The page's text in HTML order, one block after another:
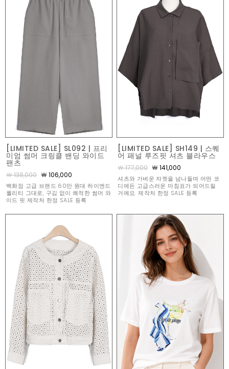
[LIMITED SALE] SL092 | 프리
미엄 썸머 크링클 밴딩 와이드
팬츠
￦ 138,000 ￦ 106,000
백화점 고급 브랜드 60만 원대 하이엔드
퀄리티 그대로, 구김 없이 쾌적한 썸머 와
이드 핏 제작처 한정 SALE 등록
[LIMITED SALE] SH149 | 스퀘
어 패널 루즈핏 셔츠 블라우스
￦ 177,000 ￦ 141,000
셔츠와 가벼운 자켓을 넘나들며 어떤 코
디에든 고급스러운 마침표가 되어드릴
거예요. 제작처 한정 SALE 등록